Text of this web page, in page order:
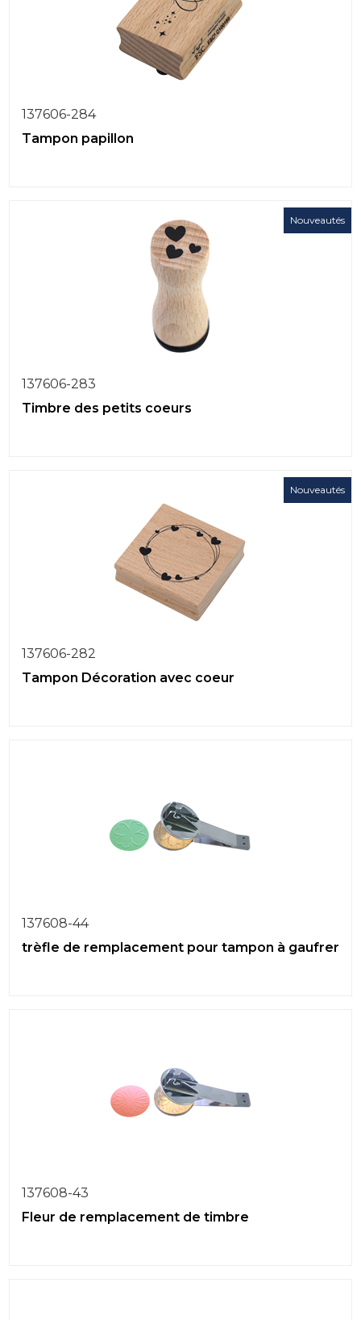
137606-284
Tampon papillon
Nouveautés
137606-283
Timbre des petits coeurs
Nouveautés
137606-282
Tampon Décoration avec coeur
137608-44
trèfle de remplacement pour tampon à gaufrer
137608-43
Fleur de remplacement de timbre